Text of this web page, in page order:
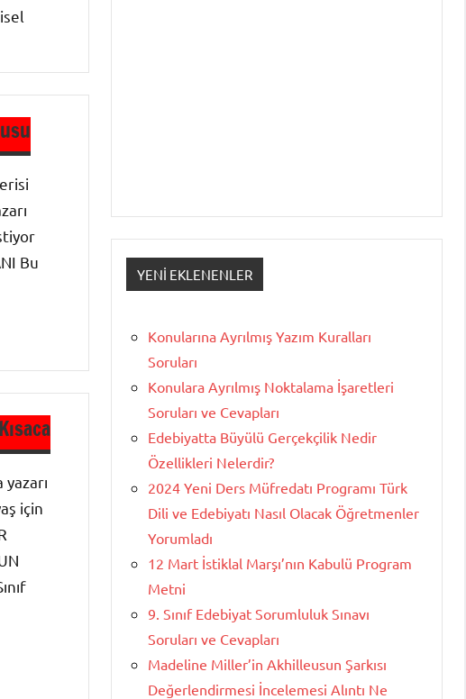
Bu
için
YENI EKLENENLER
Konularına Ayrılmış Yazım Kuralları
Soruları
Konulara Ayrılmış Noktalama İşaretleri
Soruları ve Cevapları
Edebiyatta Büyülü Gerçekçilik Nedir
Özellikleri Nelerdir?
2024 Yeni Ders Müfredatı Programı Türk
Dili ve Edebiyatı Nasıl Olacak Öğretmenler
Yorumladı
12 Mart İstiklal Marşı’nın Kabulü Program
Metni
9. Sınıf Edebiyat Sorumluluk Sınavı
Soruları ve Cevapları
Madeline Miller’in Akhilleusun Şarkısı
Değerlendirmesi İncelemesi Alıntı Ne